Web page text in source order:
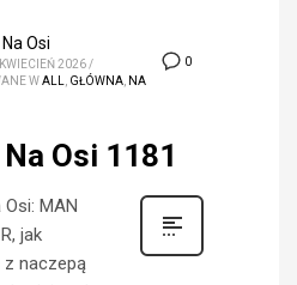
0
Osi
2026 /
WALL GŁÓWNA NA
Osi 1181
MAN
jak
z naczepą